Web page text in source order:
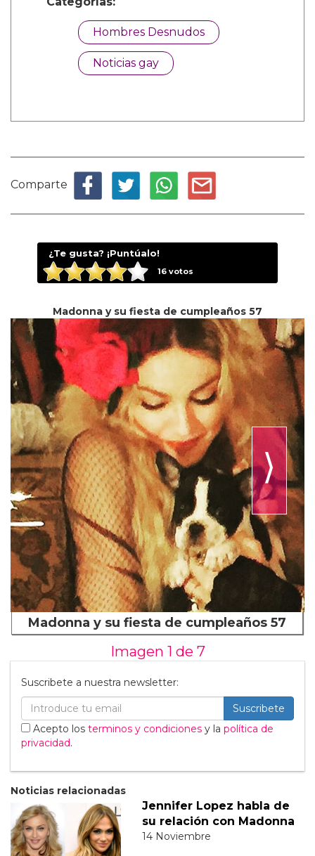
Hombres Desnudos
Noticias gay
Comparte
¿Te gusta? ¡Puntúalo!
16votos
Madonna y su fiesta de cumpleaños 57
⟩
Madonna y su fiesta de cumpleaños 57
Imagen 1 de 7
Suscribete a nuestra newsletter:
Suscribete
Acepto los terminos y condiciones y la política de
privacidad.
Noticias relacionadas
Jennifer Lopez habla de
su relación con Madonna
14 Noviembre